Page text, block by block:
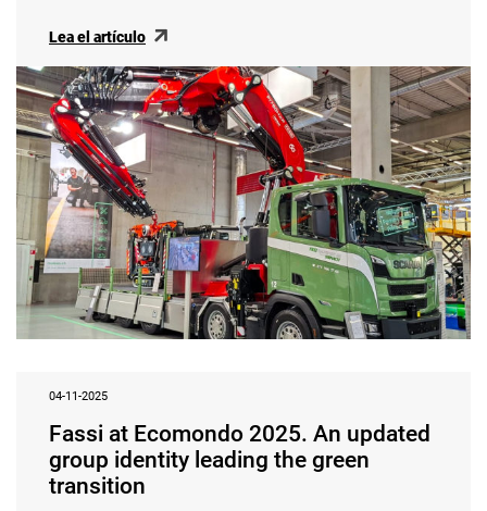
Lea el artículo
04-11-2025
Fassi at Ecomondo 2025. An updated
group identity leading the green
transition